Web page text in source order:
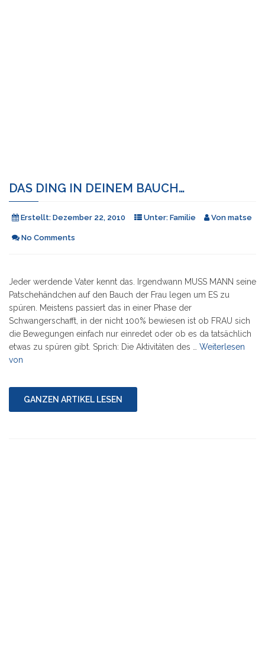
DAS DING IN DEINEM BAUCH…
Erstellt: Dezember 22, 2010 Unter: Familie Von matse
No Comments
Jeder werdende Vater kennt das. Irgendwann MUSS MANN seine
Patschehändchen auf den Bauch der Frau legen um ES zu
spüren. Meistens passiert das in einer Phase der
Schwangerschafft, in der nicht 100% bewiesen ist ob FRAU sich
die Bewegungen einfach nur einredet oder ob es da tatsächlich
etwas zu spüren gibt. Sprich: Die Aktivitäten des … Weiterlesen
von
in
deinem
Bauch…"
GANZEN ARTIKEL LESEN